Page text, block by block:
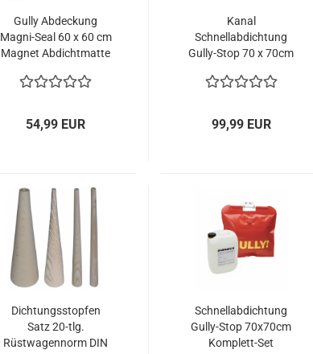
Gully Abdeckung
Magni-Seal 60 x 60 cm
Magnet Abdichtmatte
Schachtabdeckung
54,99 EUR
Kanal
Schnellabdichtung
Gully-Stop 70 x 70cm
Schachtabdichtung
99,99 EUR
Dichtungsstopfen
Satz 20-tlg.
Rüstwagennorm DIN
Schnellabdichtung
Gully-Stop 70x70cm
Komplett-Set